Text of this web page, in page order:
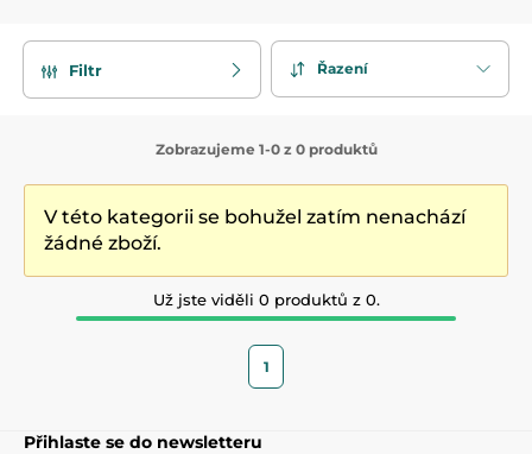
Filtr Řazení
Zobrazujeme 1-0 z 0 produktů
V této kategorii se bohužel zatím nenachází
žádné zboží.
Už jste viděli 0 produktů z 0.
1
Přihlaste se do newsletteru